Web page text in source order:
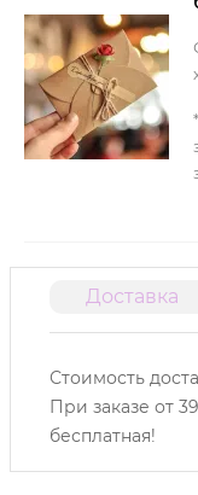
Доставка
Стоимость
При заказе от
бесплатная!